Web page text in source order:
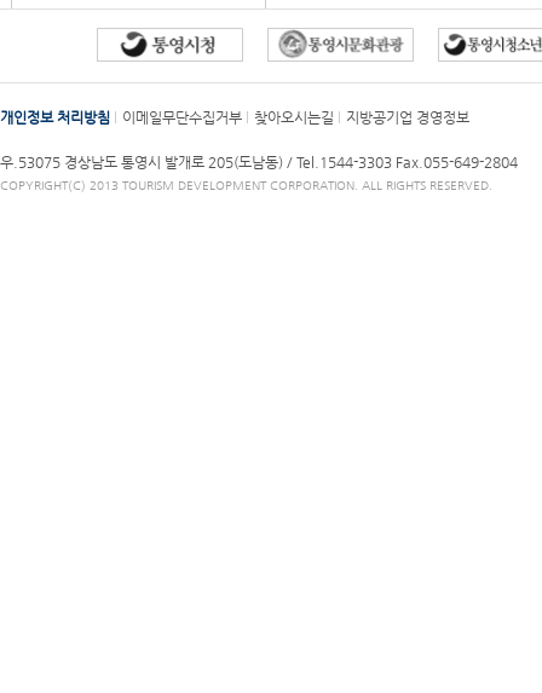
개인정보 처리방침 이메일무단수집거부 찾아오시는길 지방공기업 경영정보
우.53075 경상남도 통영시 발개로 205(도남동) / Tel.1544-3303 Fax.055-649-2804
COPYRIGHT(C) 2013 TOURISM DEVELOPMENT CORPORATION. ALL RIGHTS RESERVED.